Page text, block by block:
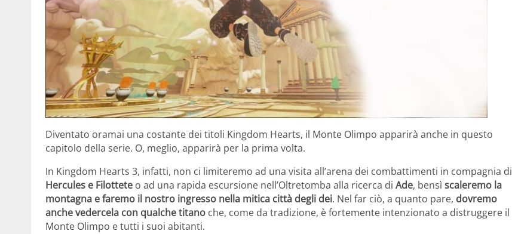
Diventato oramai una costante dei titoli Kingdom Hearts, il Monte Olimpo apparirà anche in questo
capitolo della serie. O, meglio, apparirà per la prima volta.
In Kingdom Hearts 3, infatti, non ci limiteremo ad una visita all’arena dei combattimenti in compagnia di
Hercules e Filottete o ad una rapida escursione nell’Oltretomba alla ricerca di Ade, bensì scaleremo la
montagna e faremo il nostro ingresso nella mitica città degli dei. Nel far ciò, a quanto pare, dovremo
anche vedercela con qualche titano che, come da tradizione, è fortemente intenzionato a distruggere il
Monte Olimpo e tutti i suoi abitanti.